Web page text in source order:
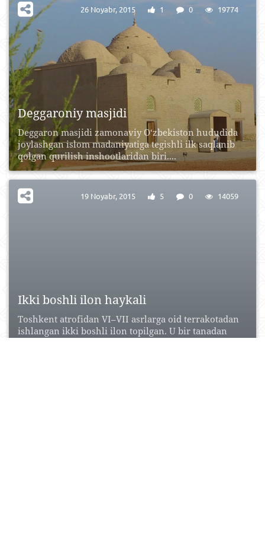
Deggaroniy masjidi
Deggaron masjidi zamonaviy O‘zbekiston hududida
joylashgan islom madaniyatiga tegishli ilk saqlanib
qolgan qurilish inshootlaridan biri....
26 Noyabr, 2015 1 0 19774
Ikki boshli ilon haykali
Toshkent atrofidan VI–VII asrlarga oid terrakotadan
ishlangan ikki boshli ilon topilgan. U bir tanadan
19 Noyabr, 2015 5 0 14059